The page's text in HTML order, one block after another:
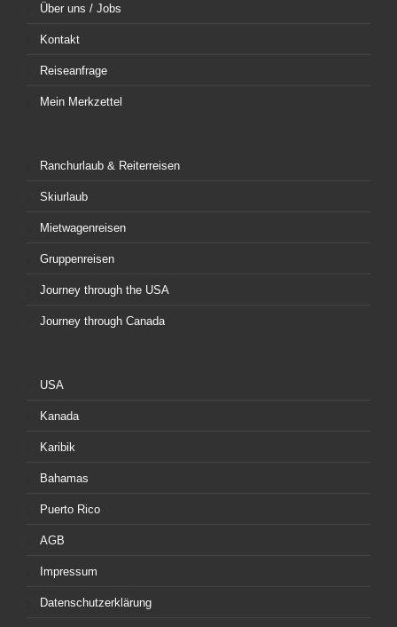
Über uns / Jobs
Kontakt
Reiseanfrage
Mein Merkzettel
Ranchurlaub & Reiterreisen
Skiurlaub
Mietwagenreisen
Gruppenreisen
Journey through the USA
Journey through Canada
USA
Kanada
Karibik
Bahamas
Puerto Rico
AGB
Impressum
Datenschutzerklärung